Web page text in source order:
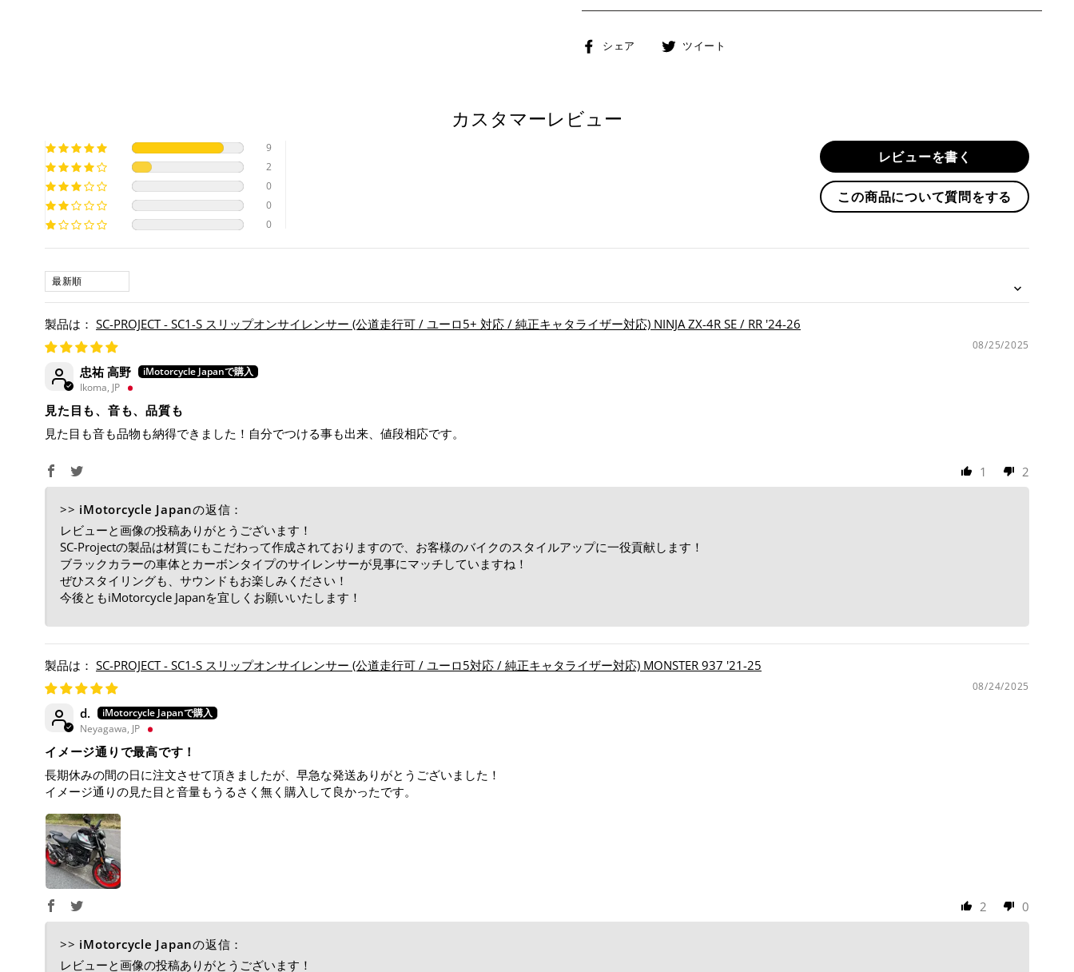
シェア
Facebookツイート
カスタマーレビュー
9
2
0
0
0
レビューを書く
この商品について質問をする
SORT BY
SC-PROJECT - SC1-S スリップオンサイレンサー (公道走行可 / ユーロ5+ 対応 / 純正キャタライザー対応) NINJA ZX-4R SE / RR '24-26
08/25/2025
忠祐 高野
Ikoma, JP
見た目も、音も、品質も
見た目も音も品物も納得できました！自分でつける事も出来、値段相応です。
1 2
>> iMotorcycle Japanの返信：
レビューと画像の投稿ありがとうございます！
SC-Projectの製品は材質にもこだわって作成されておりますので、お客様のバイクのスタイルアップに一役貢献します！
ブラックカラーの車体とカーボンタイプのサイレンサーが見事にマッチしていますね！
ぜひスタイリングも、サウンドもお楽しみください！
今後ともiMotorcycle Japanを宜しくお願いいたします！
SC-PROJECT - SC1-S スリップオンサイレンサー (公道走行可 / ユーロ5対応 / 純正キャタライザー対応) MONSTER 937 '21-25
08/24/2025
d.
Neyagawa, JP
イメージ通りで最高です！
長期休みの間の日に注文させて頂きましたが、早急な発送ありがとうございました！
イメージ通りの見た目と音量もうるさく無く購入して良かったです。
2 0
>> iMotorcycle Japanの返信：
レビューと画像の投稿ありがとうございます！